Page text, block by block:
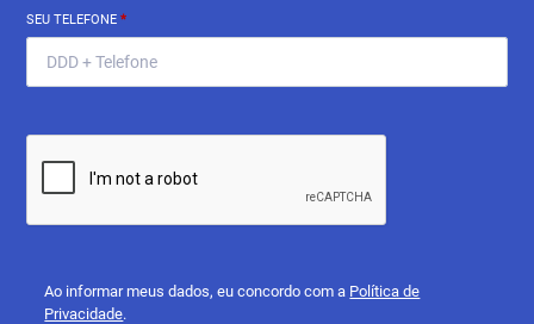
SEU TELEFONE*
Ao informar meus dados, eu concordo com a Política de
Privacidade.